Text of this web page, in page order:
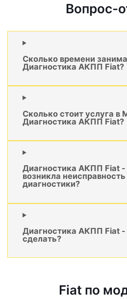
Вопрос-
Сколько времени
Диагностика АКПП Fiat?
Сколько стоит услуга в
Диагностика АКПП Fiat?
Диагностика АКПП Fiat -
возникла
диагностики?
Диагностика АКПП Fiat
сделать?
Fiat по